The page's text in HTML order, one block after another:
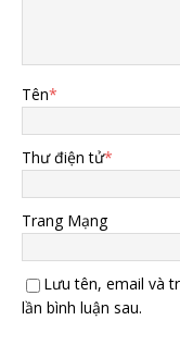
Tên*
Thư điện tử*
Trang Mạng
Lưu tên, email và
lần bình luận sau.